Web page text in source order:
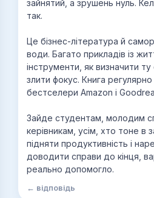
зайнятий, а зрушень нуль.
так.
Це бізнес-література й
води. Багато прикладів із
інструменти, як визначити ту
злити фокус. Книга
бестселери Amazon і
Зайде студентам, молодим
керівникам, усім, хто тоне в
підняти продуктивність і
доводити справи до кінця,
реально допомогло.
← відповідь